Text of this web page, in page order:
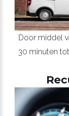
Door middel
30 minuten